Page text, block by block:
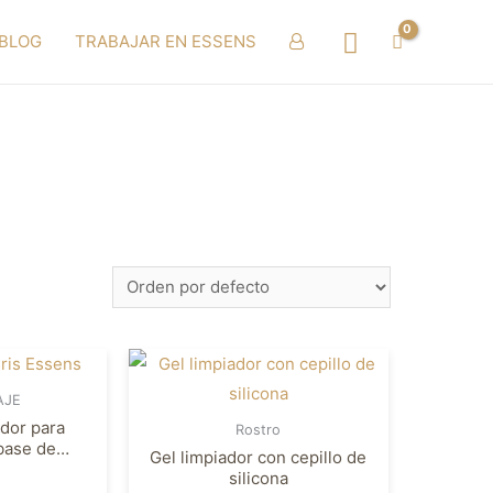
BLOG TRABAJAR EN ESSENS Buscar
para
de
Rostro
Gel limpiador con cepillo de
silicona